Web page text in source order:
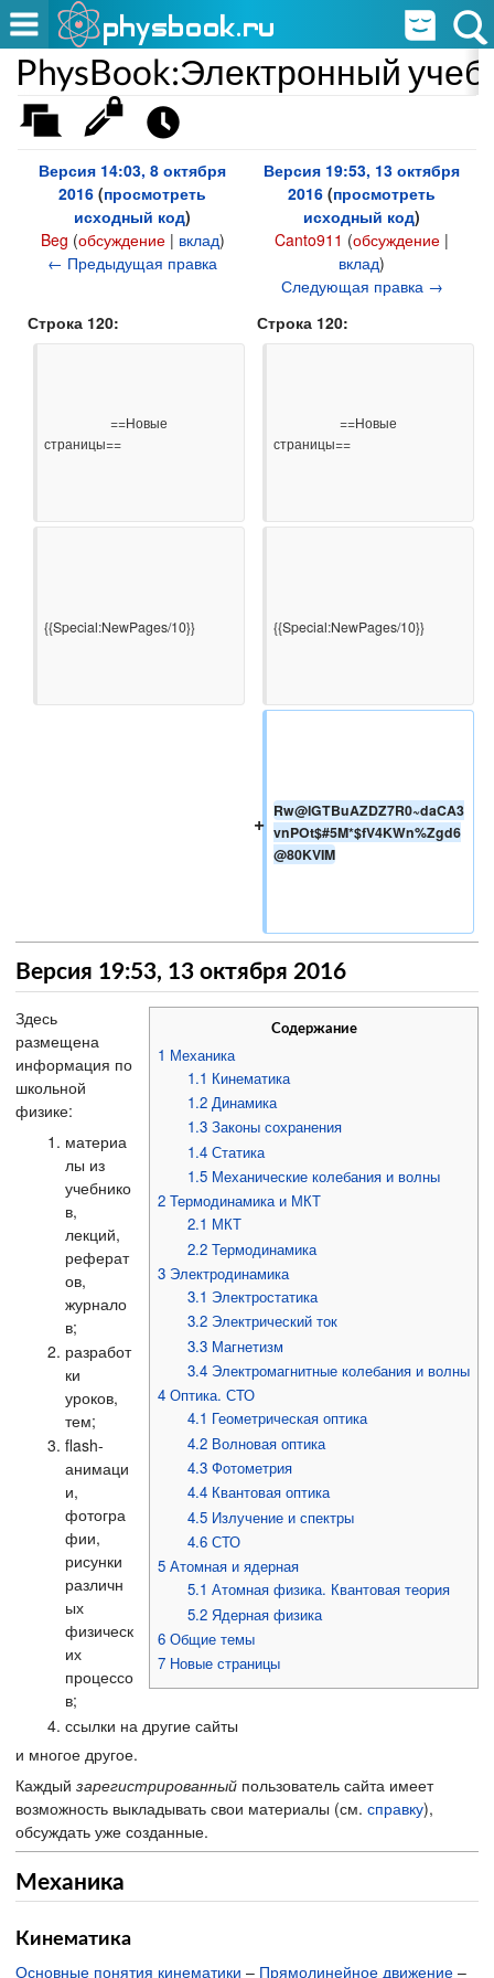
PhysBook:Электронный
Версия 14:03, 8 октября
2016 (просмотреть
исходный код)
Beg (обсуждение| вклад)
← Предыдущая правка
Версия 19:53, 13 октября
2016 (просмотреть
исходный код)
Canto911 (обсуждение |
вклад)
Следующая правка →
Строка 120:
Строка 120:
                    ==Новые
страницы==
                    ==Новые
страницы==
{{Special:NewPages/10}} {{Special:NewPages/10}}
+ Rw@lGTBuAZDZ7R0~daCA3
vnPOt$#5M*$fV4KWn%Zgd6
@80KVIM
Версия 19:53, 13 октября 2016
Содержание
1 Механика
1.1 Кинематика
1.2 Динамика
1.3 Законы сохранения
1.4 Статика
1.5 Механические колебания и волны
2 Термодинамика и МКТ
2.1 МКТ
2.2 Термодинамика
3 Электродинамика
3.1 Электростатика
3.2 Электрический ток
3.3 Магнетизм
3.4 Электромагнитные колебания и волны
4 Оптика. СТО
4.1 Геометрическая оптика
4.2 Волновая оптика
4.3 Фотометрия
4.4 Квантовая оптика
4.5 Излучение и спектры
4.6 СТО
5 Атомная и ядерная
5.1 Атомная физика. Квантовая теория
5.2 Ядерная физика
6 Общие темы
7 Новые страницы
Здесь
размещена
информация по
школьной
физике:
материа
лы из
учебнико
в,
лекций,
реферат
ов,
журнало
в;
разработ
ки
уроков,
тем;
flash-
анимаци
и,
фотогра
фии,
рисунки
различн
ых
физическ
их
процессо
в;
ссылки на другие сайты
и многое другое.
Каждый зарегистрированный пользователь сайта имеет
возможность выкладывать свои материалы (см. справку),
обсуждать уже созданные.
Механика
Кинематика
Основные понятия кинематики – Прямолинейное движение –